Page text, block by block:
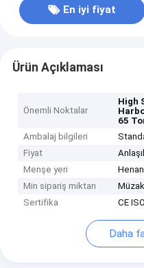
En iyi fiyat
Ürün Açıklaması
Önemli Noktalar
High
65
Ambalaj bilgileri
Fiyat
Menşe yeri
Min sipariş miktarı
Sertifika
CE
Daha